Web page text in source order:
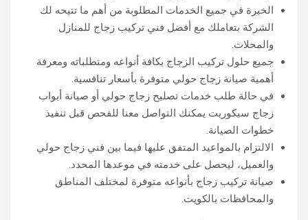
الخبرة في جميع الخدمات المطلوبة من أهم ما تتيحه لك
الشركة بتعاملك مع أفضل فني تركيب زجاج للمنازل
والمحلات.
جميع حلول تركيب الزجاج بكافة أنواعه ومتطلباته ومعرفة
أهمية صيانة زجاج حولي متوفرة بأسعار تنافسية.
في حالة طلب خدمات تصليح زجاج حولي أو صيانة أبواب
زجاج سيكوريت يمكنك التواصل معنا للفحص قبل تنفيذ
خطوات الصيانة.
الالتزام بالمواعيد المتفق عليها فيما بين فني زجاج حولي
والعميل، ليحصل على خدمته في موعدها المحدد.
صيانة تركيب زجاج بأنواعه متوفرة لمختلف المناطق
والمحافظات بالكويت.